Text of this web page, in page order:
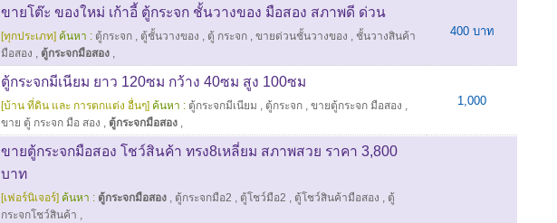
ขายโต๊ะ ของใหม่ เก้าอี้ ตู้กระจก ชั้นวางของ มือสอง สภาพดี ด่วน
[ทุกประเภท] ค้นหา : ตู้กระจก , ตู้ชั้นวางของ , ตู้ กระจก , ขายด่วนชั้นวางของ , ชั้นวางสินค้า
มือสอง , ตู้กระจกมือสอง ,
400 บาท
ตู้กระจกมีเนียม ยาว 120ซม กว้าง 40ซม สูง 100ซม
[บ้าน ที่ดิน และ การตกแต่ง อื่นๆ] ค้นหา : ตู้กระจกมีเนียม , ตู้กระจก , ขายตู้กระจก มือสอง ,
ขาย ตู้ กระจก มือ สอง , ตู้กระจกมือสอง ,
1,000
ขายตู้กระจกมือสอง โชว์สินค้า ทรง8เหลี่ยม สภาพสวย ราคา 3,800
บาท
[เฟอร์นิเจอร์] ค้นหา : ตู้กระจกมือสอง , ตู้กระจกมือ2 , ตู้โชว์มือ2 , ตู้โชว์สินค้ามือสอง , ตู้
กระจกโชว์สินค้า ,